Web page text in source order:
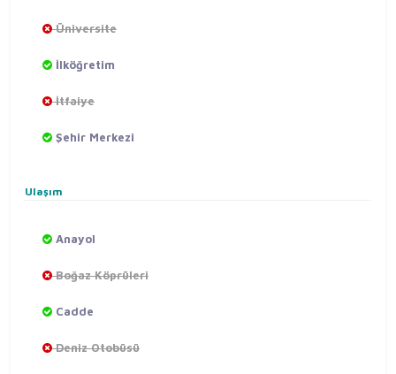
Üniversite
İlköğretim
İtfaiye
Şehir Merkezi
Ulaşım
Anayol
Boğaz Köprüleri
Cadde
Deniz Otobüsü